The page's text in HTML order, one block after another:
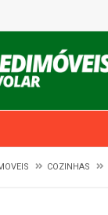
COZINHAS